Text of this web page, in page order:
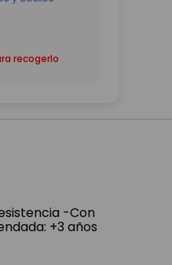
recogerlo
-Con
+3 años